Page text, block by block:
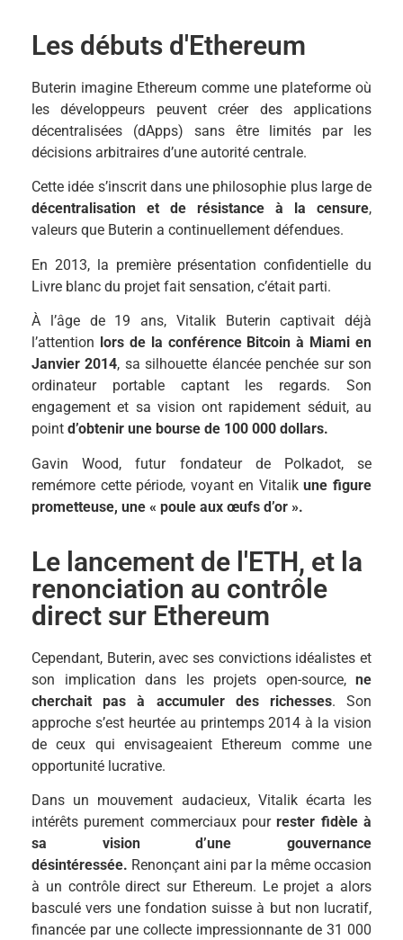
Les débuts d'Ethereum
Buterin imagine Ethereum comme une plateforme où
les développeurs peuvent créer des applications
décentralisées (dApps) sans être limités par les
décisions arbitraires d’une autorité centrale.
Cette idée s’inscrit dans une philosophie plus large de
décentralisation et de résistance à la censure,
valeurs que Buterin a continuellement défendues.
En 2013, la première présentation confidentielle du
Livre blanc du projet fait sensation, c’était parti.
À l’âge de 19 ans, Vitalik Buterin captivait déjà
l’attention lors de la conférence Bitcoin à Miami en
Janvier 2014, sa silhouette élancée penchée sur son
ordinateur portable captant les regards. Son
engagement et sa vision ont rapidement séduit, au
point d’obtenir une bourse de 100 000 dollars.
Gavin Wood, futur fondateur de Polkadot, se
remémore cette période, voyant en Vitalikune figure
prometteuse, une « poule aux œufs d’or ».
Le lancement de l'ETH, et la
renonciation au contrôle
direct sur Ethereum
Cependant, Buterin, avec ses convictions idéalistes et
son implication dans les projets open-source,ne
cherchait pas à accumuler des richesses. Son
approche s’est heurtée au printemps 2014 à la vision
de ceux qui envisageaient Ethereum comme une
opportunité lucrative.
Dans un mouvement audacieux, Vitalik écarta les
intérêts purement commerciaux pourrester fidèle à
sa vision d’une gouvernance
désintéressée. Renonçant aini par la même occasion
à un contrôle direct sur Ethereum. Le projet a alors
basculé vers une fondation suisse à but non lucratif,
financée par une collecte impressionnante de 31 000